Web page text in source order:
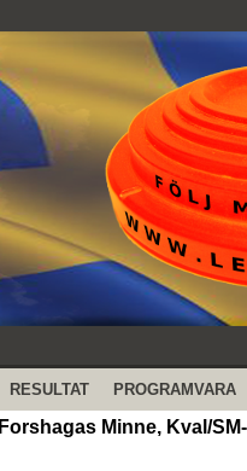
RESULTAT PROGRAMVARA
Forshagas Minne, Kval/